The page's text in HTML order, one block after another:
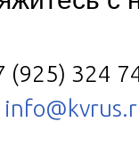
(925) 324